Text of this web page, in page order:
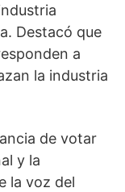
Destacó que
a
la industria
de votar
y la
la voz del